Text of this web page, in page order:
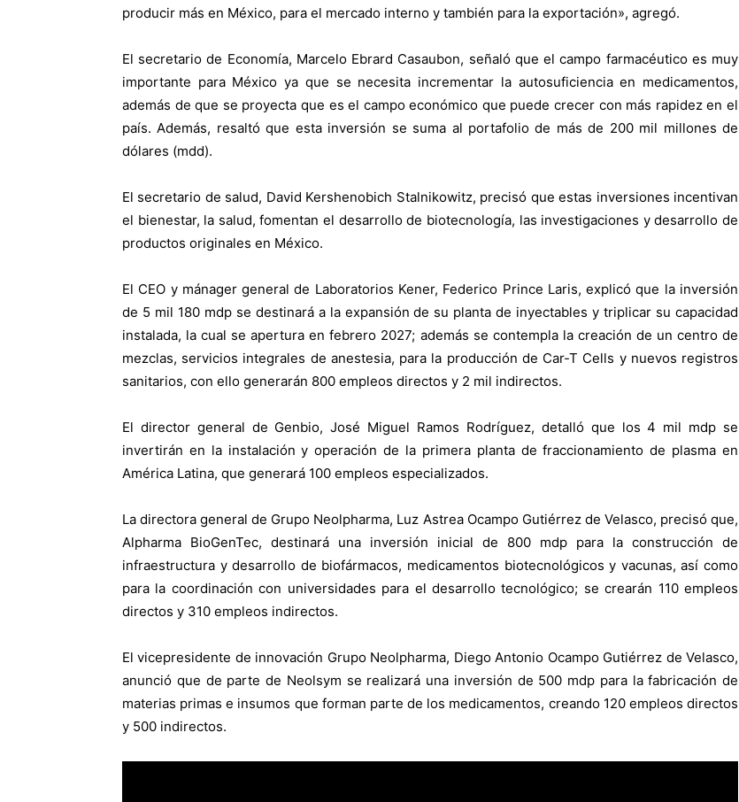
producir más en México, para el mercado interno y también para la exportación», agregó.
El secretario de Economía, Marcelo Ebrard Casaubon, señaló que el campo farmacéutico es muy
importante para México ya que se necesita incrementar la autosuficiencia en medicamentos,
además de que se proyecta que es el campo económico que puede crecer con más rapidez en el
país. Además, resaltó que esta inversión se suma al portafolio de más de 200 mil millones de
dólares (mdd).
El secretario de salud, David Kershenobich Stalnikowitz, precisó que estas inversiones incentivan
el bienestar, la salud, fomentan el desarrollo de biotecnología, las investigaciones y desarrollo de
productos originales en México.
El CEO y mánager general de Laboratorios Kener, Federico Prince Laris, explicó que la inversión
de 5 mil 180 mdp se destinará a la expansión de su planta de inyectables y triplicar su capacidad
instalada, la cual se apertura en febrero 2027; además se contempla la creación de un centro de
mezclas, servicios integrales de anestesia, para la producción de Car-T Cells y nuevos registros
sanitarios, con ello generarán 800 empleos directos y 2 mil indirectos.
El director general de Genbio, José Miguel Ramos Rodríguez, detalló que los 4 mil mdp se
invertirán en la instalación y operación de la primera planta de fraccionamiento de plasma en
América Latina, que generará 100 empleos especializados.
La directora general de Grupo Neolpharma, Luz Astrea Ocampo Gutiérrez de Velasco, precisó que,
Alpharma BioGenTec, destinará una inversión inicial de 800 mdp para la construcción de
infraestructura y desarrollo de biofármacos, medicamentos biotecnológicos y vacunas, así como
para la coordinación con universidades para el desarrollo tecnológico; se crearán 110 empleos
directos y 310 empleos indirectos.
El vicepresidente de innovación Grupo Neolpharma, Diego Antonio Ocampo Gutiérrez de Velasco,
anunció que de parte de Neolsym se realizará una inversión de 500 mdp para la fabricación de
materias primas e insumos que forman parte de los medicamentos, creando 120 empleos directos
y 500 indirectos.